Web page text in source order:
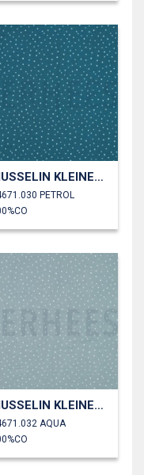
MUSSELIN KLEINE PUNKTE
PETROL
MUSSELIN KLEINE PUNKTE
AQUA